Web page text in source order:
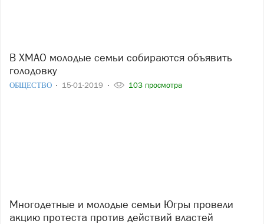
В ХМАО молодые семьи собираются объявить
голодовку
ОБЩЕСТВО 15-01-2019 103 просмотра
Многодетные и молодые семьи Югры провели
акцию протеста против действий властей